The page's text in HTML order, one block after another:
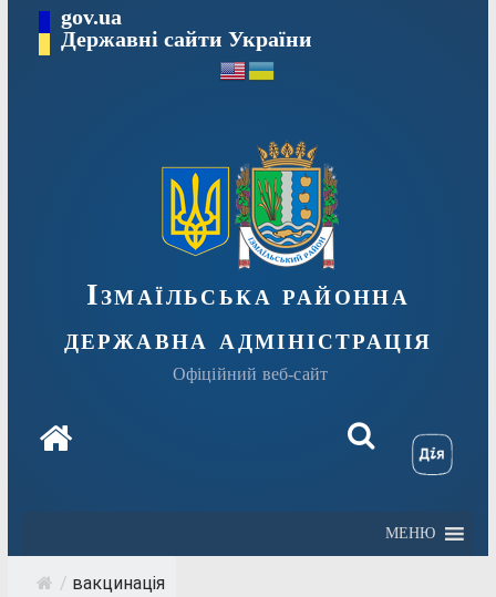
вмісту
gov.ua
Державні сайти України
Ізмаїльська районна
державна адміністрація
Офіційний веб-сайт
МЕНЮ
/ вакцинація